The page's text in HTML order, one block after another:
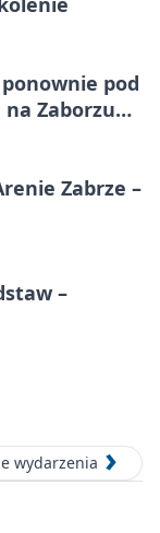
pod
Zaborzu
Zabrze –
–
wydarzenia